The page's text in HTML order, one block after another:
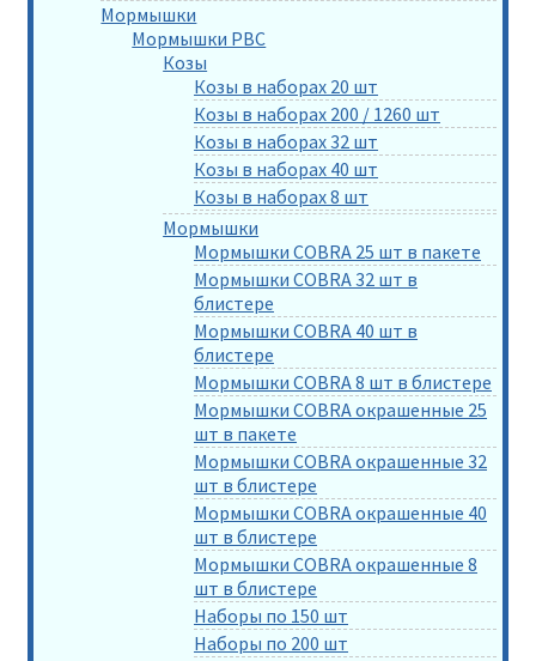
Мормышки
Мормышки РВС
Козы
Козы в наборах 20 шт
Козы в наборах 200 / 1260 шт
Козы в наборах 32 шт
Козы в наборах 40 шт
Козы в наборах 8 шт
Мормышки
Мормышки COBRA 25 шт в пакете
Мормышки COBRA 32 шт в
блистере
Мормышки COBRA 40 шт в
блистере
Мормышки COBRA 8 шт в блистере
Мормышки COBRA окрашенные 25
шт в пакете
Мормышки COBRA окрашенные 32
шт в блистере
Мормышки COBRA окрашенные 40
шт в блистере
Мормышки COBRA окрашенные 8
шт в блистере
Наборы по 150 шт
Наборы по 200 шт